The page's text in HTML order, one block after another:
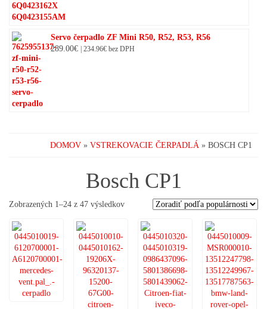
Servo čerpadlo ZF Mini R50, R52, R53, R56
289.00€ | 234.96€ bez DPH
DOMOV » VSTREKOVACIE ČERPADLÁ » BOSCH CP1
Bosch CP1
Zobrazených 1–24 z 47 výsledkovSorted
popularity